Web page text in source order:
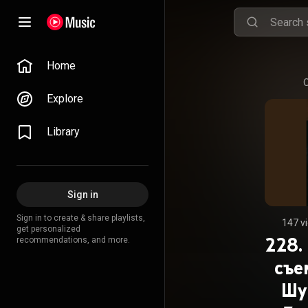
Home
Explore
Library
Sign in
Sign in to create & share playlists,
get personalized
recommendations, and more.
147
228.